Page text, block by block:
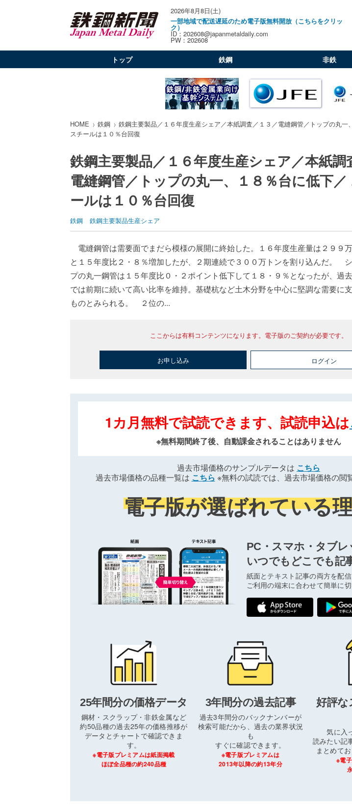
2026年8月8日(土)
一部地域で配送遅延のため電子版無料開放（こちらをクリッ
ク）
ID：202608@japanmetaldaily.com
PW：202608
トップ 鉄鋼 非鉄
HOME 鉄鋼
鉄鋼主要製品／１６年度生産シェア／本紙調査／１３／電縫鋼管／トップの丸一
スチールは１０％台回復
鉄鋼主要製品／１６年度生産シェア／本紙調
電縫鋼管／トップの丸一、１８％台に低下
ールは１０％台回復
鉄鋼 鉄鋼主要製品生産シェア
電縫鋼管は需要面でまだら模様の展開に終始した。１６年度生産量は２９９
と１５年度比２・８％増加したが、２期連続で３００万トンを割り込んだ。
プの丸一鋼管は１５年度比０・２ポイント低下して１８・９％となったが、過
では前期に続いて高い比率を維持。基礎杭など土木分野を中心に堅調な需要に
ものとみられる。 ２位の...
ここからは有料コンテンツになります。電子版のご契約が必要です。
お申し込み ログイン
1カ月無料で試読できます、試読申込は
※無料期間終了後、自動課金されることはありません
過去市場価格のサンプルデータは こちら
過去市場価格の品種一覧は こちら ※無料の試読では、過去市場価格の閲
電子版が選ばれている
PC・スマホ・タブレ
いつでもどこでも記
紙面とテキスト記事の両方を配信
ご利用の端末に合わせて簡単に切
25年間分の価格データ
鋼材・スクラップ・非鉄金属など
約50品種の過去25年の価格推移が
データとチャートで確認できま
す。
※電子版プレミアムは紙面掲載
ほぼ全品種の約240品種
3年間分の過去記事
過去3年間分のバックナンバーが
検索可能だから、過去の業界状況
も
すぐに確認できます。
※電子版プレミアムは
2013年以降の約13年分
好評な
気に入
読みたい記
まとめて
※電